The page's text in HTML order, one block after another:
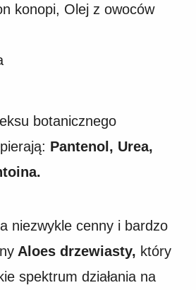
konopi, Olej z owoców
botanicznego
Pantenol, Urea,
niezwykle cenny i bardzo
Aloes drzewiasty, który
spektrum działania na